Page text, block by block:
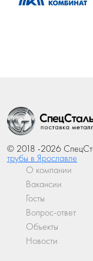
© 2018 -2026
трубы в Ярославле
О компании
Вакансии
Госты
Вопрос-ответ
Объекты
Новости